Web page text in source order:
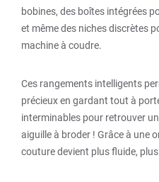
bobines, des boîtes intégrées
et même des niches discrètes
machine à coudre.
Ces rangements intelligents
précieux en gardant tout à
interminables pour retrouver
aiguille à broder ! Grâce à une
couture devient plus fluide,